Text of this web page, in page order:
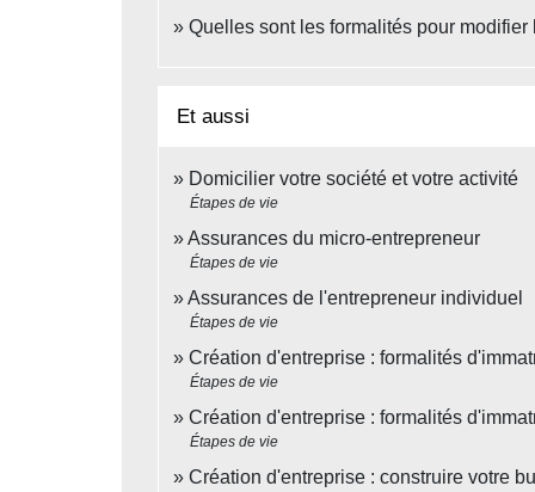
Quelles sont les formalités pour
Et aussi
Domicilier votre société et votre activité
Étapes de vie
Assurances du micro-entrepreneur
Étapes de vie
Assurances de l'entrepreneur individuel
Étapes de vie
Création d'entreprise : formalités
Étapes de vie
Création d'entreprise : formalités
Étapes de vie
Création d'entreprise : construire votre